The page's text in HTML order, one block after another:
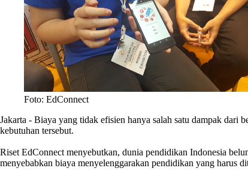
Foto: EdConnect
Jakarta - Biaya yang tidak efisien hanya salah satu dampak dari
kebutuhan tersebut.
Riset EdConnect menyebutkan, dunia pendidikan Indonesia
menyebabkan biaya menyelenggarakan pendidikan yang harus